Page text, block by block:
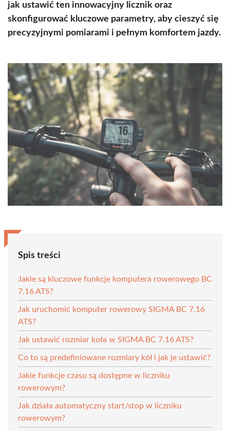
jak ustawić ten innowacyjny licznik oraz
skonfigurować kluczowe parametry, aby cieszyć się
precyzyjnymi pomiarami i pełnym komfortem jazdy.
Spis treści
Jakie są kluczowe funkcje komputera rowerowego BC
7.16 ATS?
Jak uruchomić komputer rowerowy SIGMA BC 7.16
ATS?
Jak ustawić rozmiar koła w SIGMA BC 7.16 ATS?
Co to są predefiniowane rozmiary kół i jak je ustawić?
Jakie funkcje czasu są dostępne w liczniku
rowerowym?
Jak działa automatyczny start/stop w liczniku
rowerowym?